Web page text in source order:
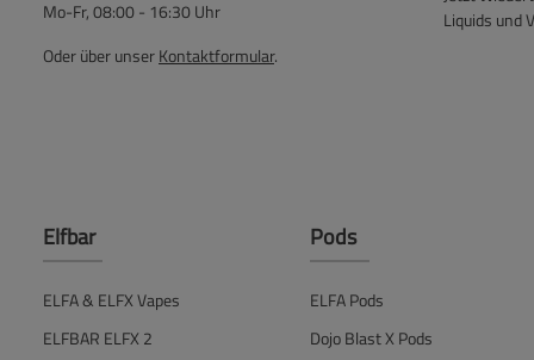
Mo-Fr, 08:00 - 16:30 Uhr
Oder über unserKontaktformular.
Liquids und
Elfbar
ELFA & ELFX Vapes
ELFBAR ELFX 2
Pods
ELFA Pods
Dojo Blast X Pods